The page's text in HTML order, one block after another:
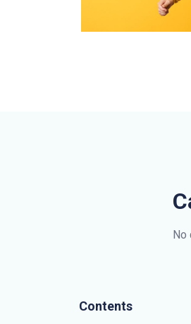
No
Contents